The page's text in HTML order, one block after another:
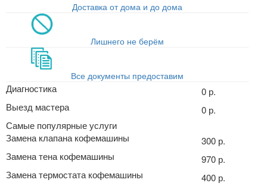
Доставка от дома и до дома
Лишнего не берём
Все документы предоставим
Диагностика
0 р.
Выезд мастера
0 р.
Самые популярные услуги
Замена клапана кофемашины
300 р.
Замена тена кофемашины
970 р.
Замена термостата кофемашины
400 р.